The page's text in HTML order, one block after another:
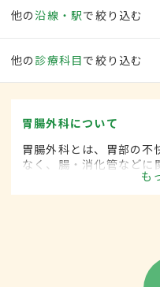
他の沿線・駅で絞り込む
他の 診療科目で絞り込む
胃腸外科について
胃腸外科とは、胃部の
なく、腸・消化管などに
う外科の一領域です。
腸科と呼ばれていました
も